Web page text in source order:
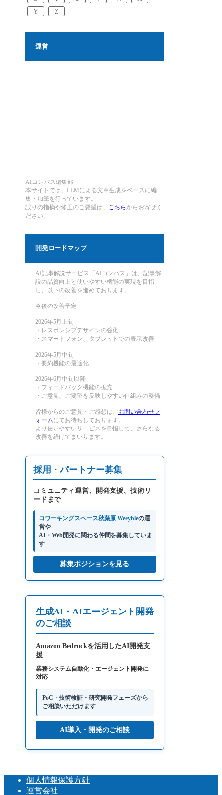
Y
Z
運営
AIコンパス編集部
本サイトでは、LLMによる文章生成をベースに編
集・加筆を行っています。
誤りの指摘や修正のご要望は、
こちらからお寄せく
ださい。
開発ロードマップ
AI記事解説サービス「AIコンパス」は、記事解
説の品質向上と使いやすい機能の実現を目指
し、以下の改善を進めております。
今後の改善予定
2026年5月上旬
・レスポンシブデザインの強化
・スマートフォン、タブレットでの表示改善
2026年5月中旬
・要約機能の最適化
2026年6月中旬以降
・フィードバック機能の拡充
・ご意見、ご要望を反映しやすい仕組みの整備
皆様からのご意見・ご感想は、 お問い合わせフ
ォームにてお待ちしております。
より使いやすいサービスを目指して、さらなる
改善を続けてまいります。
採用・パートナー募集
コミュニティ運営、開発支援、技術リ
ードまで
コワーキングスペース秋葉原 Weeybleの運
営や
AI・Web開発に関わる仲間を募集していま
す
募集ポジションを見る
生成AI・AIエージェント開発
のご相談
Amazon Bedrockを活用したAI開発支
援
業務システム自動化・エージェント開発に
対応
PoC・技術検証・研究開発フェーズから
ご相談いただけます
AI導入・開発のご相談
個人情報保護方針
運営会社